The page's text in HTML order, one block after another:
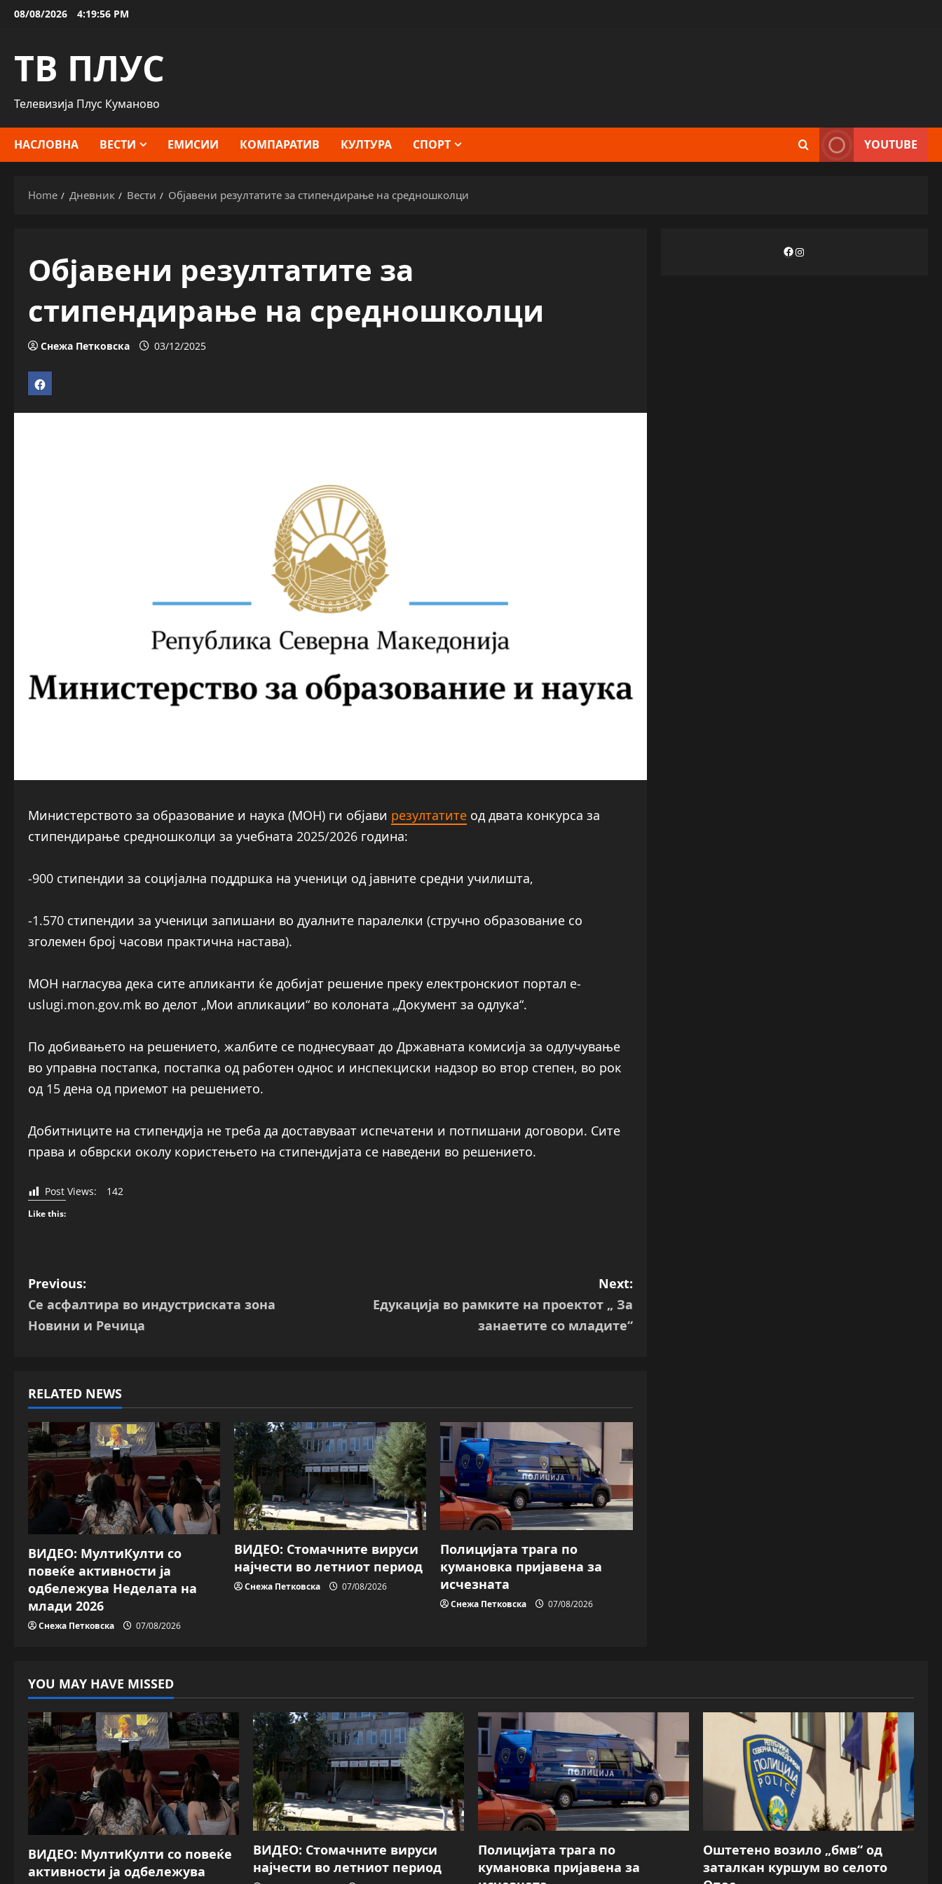
Skip08/08/2026 4:19:56 PM
ТВ ПЛУС
Телевизија Плус Куманово
НАСЛОВНА ВЕСТИ ЕМИСИИ КОМПАРАТИВ КУЛТУРА СПОРТ YOUTUBE
Home Дневник Вести Објавени резултатите за стипендирање на средношколци
Објавени резултатите за
стипендирање на средношколци
Снежа Петковска 03/12/2025
Министерството за образование и наука (МОН) ги објави резултатите од двата конкурса за
стипендирање средношколци за учебната 2025/2026 година:
-900 стипендии за социјална поддршка на ученици од јавните средни училишта,
-1.570 стипендии за ученици запишани во дуалните паралелки (стручно образование со
зголемен број часови практична настава).
МОН нагласува дека сите апликанти ќе добијат решение преку електронскиот портал e-
uslugi.mon.gov.mk во делот „Мои апликации“ во колоната „Документ за одлука“.
По добивањето на решението, жалбите се поднесуваат до Државната комисија за одлучување
во управна постапка, постапка од работен однос и инспекциски надзор во втор степен, во рок
од 15 дена од приемот на решението.
Добитниците на стипендија не треба да доставуваат испечатени и потпишани договори. Сите
права и обврски околу користењето на стипендијата се наведени во решението.
Post Views: 142
Like this:
P
o
n
a
v
i
g
a
t
i
o
Previous:
Се асфалтира во индустриската зона
Новини и Речица
Next:
Едукација во рамките на проектот „ За
занаетите со младите“
RELATED NEWS
ВИДЕО: МултиКулти со
повеќе активности ја
одбележува Неделата на
млади 2026
Снежа Петковска 07/08/2026
ВИДЕО: Стомачните вируси
најчести во летниот период
Снежа Петковска 07/08/2026
Полицијата трага пo
кумановка пријавена за
исчезната
Снежа Петковска 07/08/2026
Facebook
Instagram
YOU MAY HAVE MISSED
ВИДЕО: МултиКулти со повеќе
активности ја одбележува
ВИДЕО: Стомачните вируси
најчести во летниот период
Полицијата трага пo
кумановка пријавена за
Оштетено возило „бмв“ од
заталкан куршум во селото